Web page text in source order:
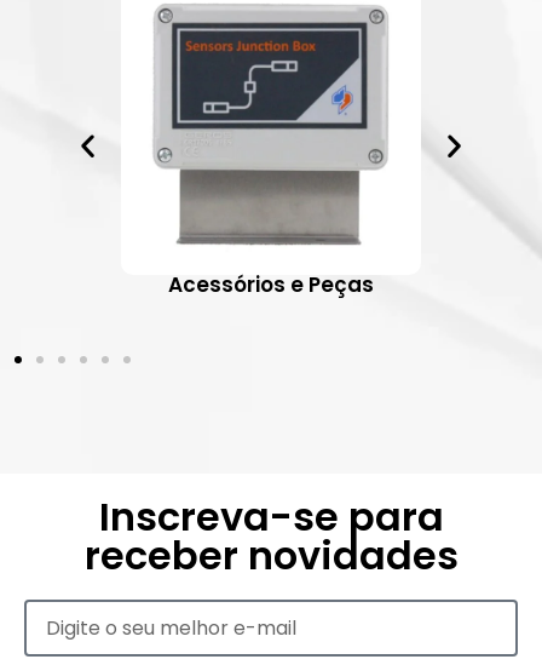
Acessórios e Peças
Inscreva-se para
receber novidades